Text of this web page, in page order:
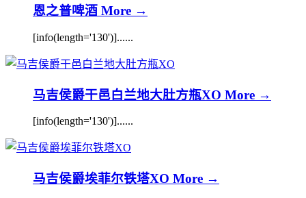
恩之普啤酒 More →
[info(length='130')]......
马吉侯爵干邑白兰地大肚方瓶XO More →
[info(length='130')]......
马吉侯爵埃菲尔铁塔XO More →